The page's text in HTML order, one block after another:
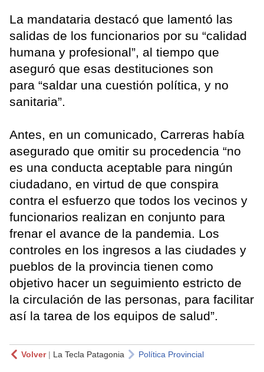
La mandataria destacó que lamentó las
salidas de los funcionarios por su “calidad
humana y profesional”, al tiempo que
aseguró que esas destituciones son
para “saldar una cuestión política, y no
sanitaria”.
Antes, en un comunicado, Carreras había
asegurado que omitir su procedencia “no
es una conducta aceptable para ningún
ciudadano, en virtud de que conspira
contra el esfuerzo que todos los vecinos y
funcionarios realizan en conjunto para
frenar el avance de la pandemia. Los
controles en los ingresos a las ciudades y
pueblos de la provincia tienen como
objetivo hacer un seguimiento estricto de
la circulación de las personas, para facilitar
así la tarea de los equipos de salud”.
Volver| La Tecla Patagonia Política Provincial